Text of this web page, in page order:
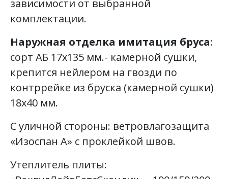
зависимости от выбранной
комплектации.
Наружная отделка имитация бруса:
сорт АБ 17х135 мм.- камерной сушки,
крепится нейлером на гвозди по
контррейке из бруска (камерной сушки)
18х40 мм.
С уличной стороны: ветровлагозащита
«Изоспан А» с проклейкой швов.
Утеплитель плиты: